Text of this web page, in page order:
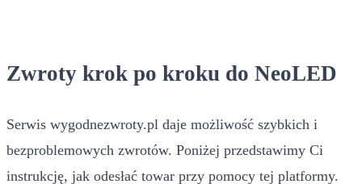
Zwroty krok po kroku do NeoLED
Serwis wygodnezwroty.pl daje możliwość szybkich i
bezproblemowych zwrotów. Poniżej przedstawimy Ci
instrukcję, jak odesłać towar przy pomocy tej platformy.